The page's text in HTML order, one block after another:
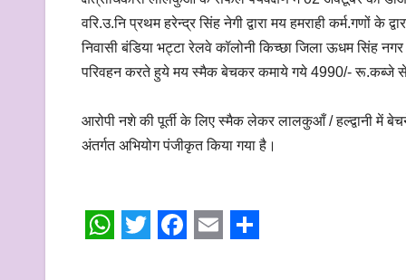
वरि.उ.नि प्रथम हरेन्द्र सिंह नेगी द्वारा मय हमराही कर्म.गणों के
निवासी बंडिया भट्टा रेलवे कॉलोनी किच्छा जिला ऊधम सिंह
परिवहन करते हुये मय स्मैक बेचकर कमाये गये 4990/- रू.कब्जे से
आरोपी नशे की पूर्ती के लिए स्मैक लेकर लालकुआँ / हल्द्वानी में
अंतर्गत अभियोग पंजीकृत किया गया है।